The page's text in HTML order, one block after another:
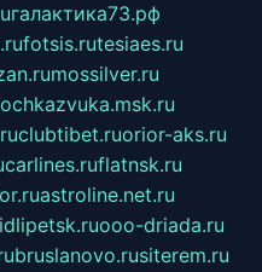
галактика73.рф
fotsis.rutesiaes.ru
mossilver.ru
clubtibet.ruorior-aks.ru
carlines.ruflatnsk.ru
astroline.net.ru
ooo-driada.ru
bruslanovo.rusiterem.ru